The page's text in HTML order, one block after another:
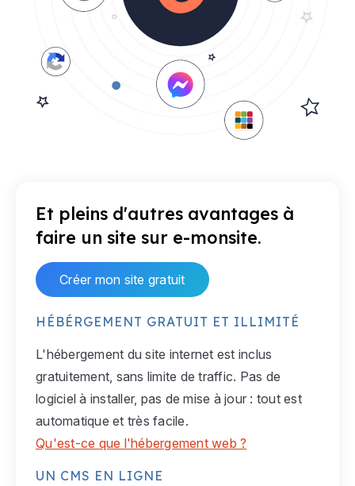
Et pleins d'autres avantages à
faire un site sur e-monsite.
Créer mon site gratuit
HÉBÉRGEMENT GRATUIT ET ILLIMITÉ
L'hébergement du site internet est inclus
gratuitement, sans limite de traffic. Pas de
logiciel à installer, pas de mise à jour : tout est
automatique et très facile.
Qu'est-ce que l'hébergement web ?
UN CMS EN LIGNE